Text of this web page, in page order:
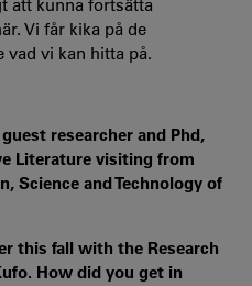
att kunna fortsätta
Vi får kika på de
vi kan hitta på.
researcher and Phd,
Literature visiting from
Science and Technology of
this fall with the Research
How did you get in